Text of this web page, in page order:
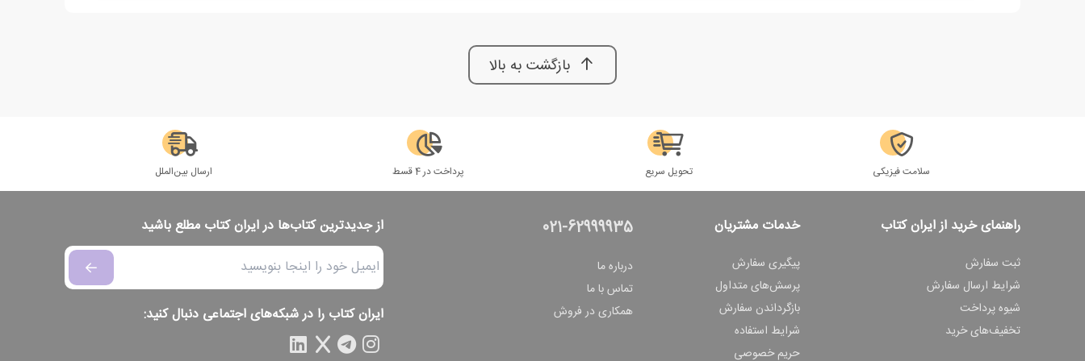
بازگشت به بالا
سلامت فیزیکی تحویل سریع پرداخت در 4 قسط ارسال بین‌الملل
راهنمای خرید از ایران کتاب
ثبت سفارش
شرایط ارسال سفارش
شیوه پرداخت
تخفیف‌های خرید
خدمات مشتریان
پیگیری سفارش
پرسش‌های متداول
بازگرداندن سفارش
شرایط استفاده
حریم خصوصی
021-62999935
درباره ما
تماس با ما
همکاری در فروش
از جدیدترین کتاب‌ها در ایران کتاب مطلع باشید
ایران کتاب را در شبکه‌های اجتماعی دنبال کنید: